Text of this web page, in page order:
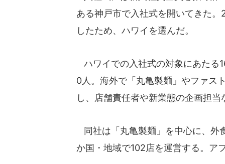
ある神戸市で入社式を開いてきた
したため、ハワイを選んだ。
ハワイでの入社式の対象にあたる
0人。海外で「丸亀製麺」やファス
し、店舗責任者や新業態の企画担当
同社は「丸亀製麺」を中心に、外
か国・地域で102店を運営する。ア